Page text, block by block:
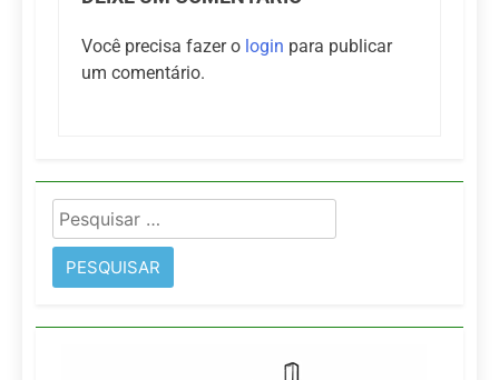
Você precisa fazer o login para publicar
um comentário.
Pesquisar
por: